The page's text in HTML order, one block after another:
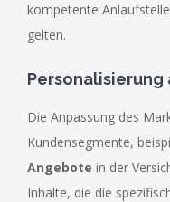
kompetente
gelten.
Personalisierung
Die Anpassung des
Kundensegmente,
Angebote in der
Inhalte, die die